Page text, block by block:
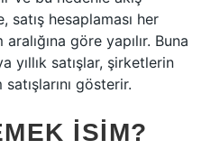
satış hesaplaması her
göre yapılır. Buna
yıllık satışlar, şirketlerin
gösterir.
ISIM?